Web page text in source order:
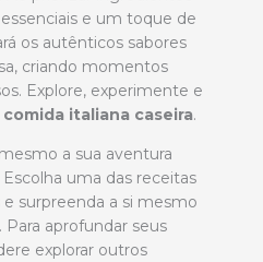
e um toque de
os autênticos sabores
criando momentos
Explore, experimente e
comida italiana caseira.
a sua aventura
uma das receitas
e surpreenda a si mesmo
Para aprofundar seus
explorar outros